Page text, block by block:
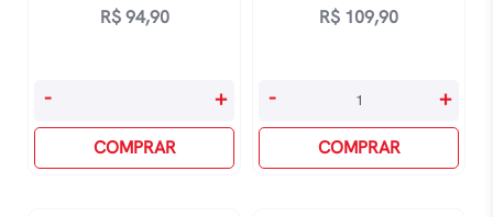
R$94,90
1808
Revista
- +
COMPRAR
R$ 109,90
1822
Comemorativa
- +
COMPRAR